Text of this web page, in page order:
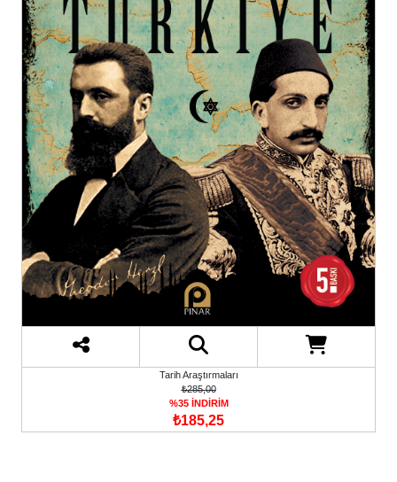
Tarih Araştırmaları
₺285,00
%35 İNDİRİM
₺185,25